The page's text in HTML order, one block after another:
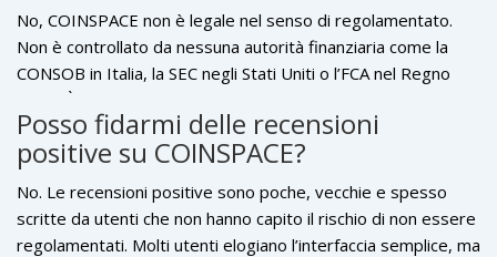
No, COINSPACE non è legale nel senso di regolamentato.
Non è controllato da nessuna autorità finanziaria come la
CONSOB in Italia, la SEC negli Stati Uniti o l’FCA nel Regno
Unito. È un’entità non registrata, e quindi non ha alcun
obbligo legale di proteggere i tuoi fondi o di fornire
trasparenza sui costi.
Posso fidarmi delle recensioni
positive su COINSPACE?
No. Le recensioni positive sono poche, vecchie e spesso
scritte da utenti che non hanno capito il rischio di non essere
regolamentati. Molti utenti elogiano l’interfaccia semplice, ma